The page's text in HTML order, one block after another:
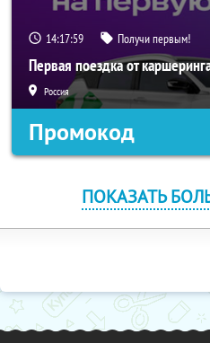
14:17:59 Получи первым!
Первая поездка от
Россия
Промокод
ПОКАЗАТЬ